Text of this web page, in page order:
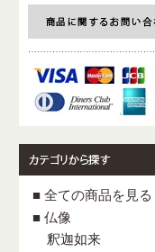
■ 全ての商品を見る
■ 仏像
釈迦如来